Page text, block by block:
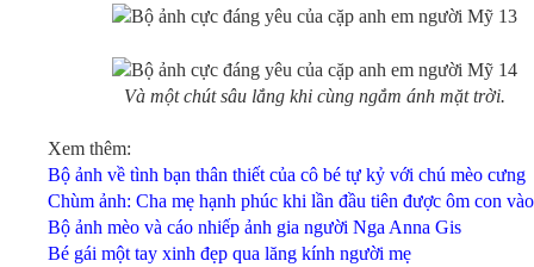
Và một chút sâu lắng khi cùng ngắm ánh mặt trời.
Xem thêm:
Bộ ảnh về tình bạn thân thiết của cô bé tự kỷ với chú mèo cưng
Chùm ảnh: Cha mẹ hạnh phúc khi lần đầu tiên được ôm con
Bộ ảnh mèo và cáo nhiếp ảnh gia người Nga Anna Gis
Bé gái một tay xinh đẹp qua lăng kính người mẹ